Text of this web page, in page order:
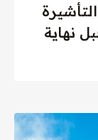
نهاية